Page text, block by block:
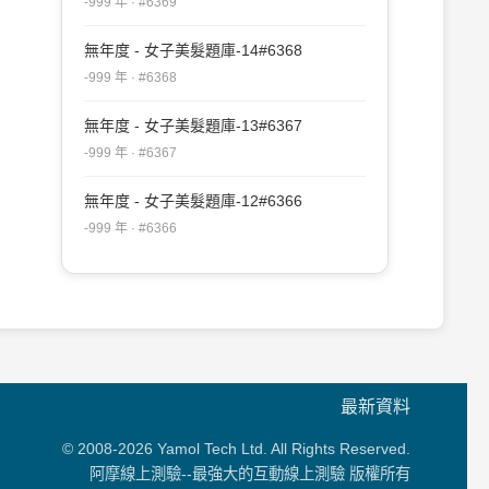
無年度 - 女子美髮題庫-14#6368
-999 年 · #6368
無年度 - 女子美髮題庫-13#6367
-999 年 · #6367
無年度 - 女子美髮題庫-12#6366
-999 年 · #6366
最新資料
© 2008-2026 Yamol Tech Ltd. All Rights Reserved.
阿摩線上測驗--最強大的互動線上測驗 版權所有